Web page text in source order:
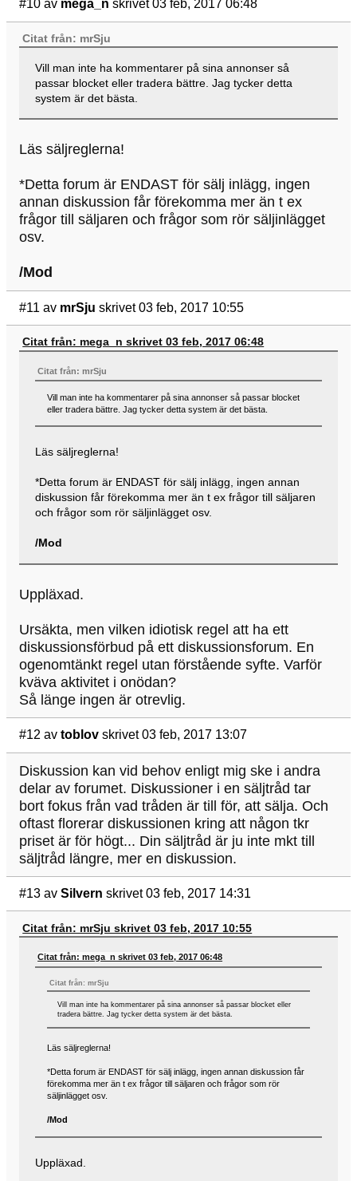
#10 av mega_n skrivet 03 feb, 2017 06:48
Citat från: mrSju
Vill man inte ha kommentarer på sina annonser så
passar blocket eller tradera bättre. Jag tycker detta
system är det bästa.
Läs säljreglerna!
*Detta forum är ENDAST för sälj inlägg, ingen
annan diskussion får förekomma mer än t ex
frågor till säljaren och frågor som rör säljinlägget
osv.
/Mod
#11 av mrSju skrivet 03 feb, 2017 10:55
Citat från: mega_n skrivet 03 feb, 2017 06:48
Citat från: mrSju
Vill man inte ha kommentarer på sina annonser så passar blocket
eller tradera bättre. Jag tycker detta system är det bästa.
Läs säljreglerna!
*Detta forum är ENDAST för sälj inlägg, ingen annan
diskussion får förekomma mer än t ex frågor till säljaren
och frågor som rör säljinlägget osv.
/Mod
Uppläxad.
Ursäkta, men vilken idiotisk regel att ha ett
diskussionsförbud på ett diskussionsforum. En
ogenomtänkt regel utan förstående syfte. Varför
kväva aktivitet i onödan?
Så länge ingen är otrevlig.
#12 av toblov skrivet 03 feb, 2017 13:07
Diskussion kan vid behov enligt mig ske i andra
delar av forumet. Diskussioner i en säljtråd tar
bort fokus från vad tråden är till för, att sälja. Och
oftast florerar diskussionen kring att någon tkr
priset är för högt... Din säljtråd är ju inte mkt till
säljtråd längre, mer en diskussion.
#13 av Silvern skrivet 03 feb, 2017 14:31
Citat från: mrSju skrivet 03 feb, 2017 10:55
Citat från: mega_n skrivet 03 feb, 2017 06:48
Citat från: mrSju
Vill man inte ha kommentarer på sina annonser så passar blocket eller
tradera bättre. Jag tycker detta system är det bästa.
Läs säljreglerna!
*Detta forum är ENDAST för sälj inlägg, ingen annan diskussion får
förekomma mer än t ex frågor till säljaren och frågor som rör
säljinlägget osv.
/Mod
Uppläxad.